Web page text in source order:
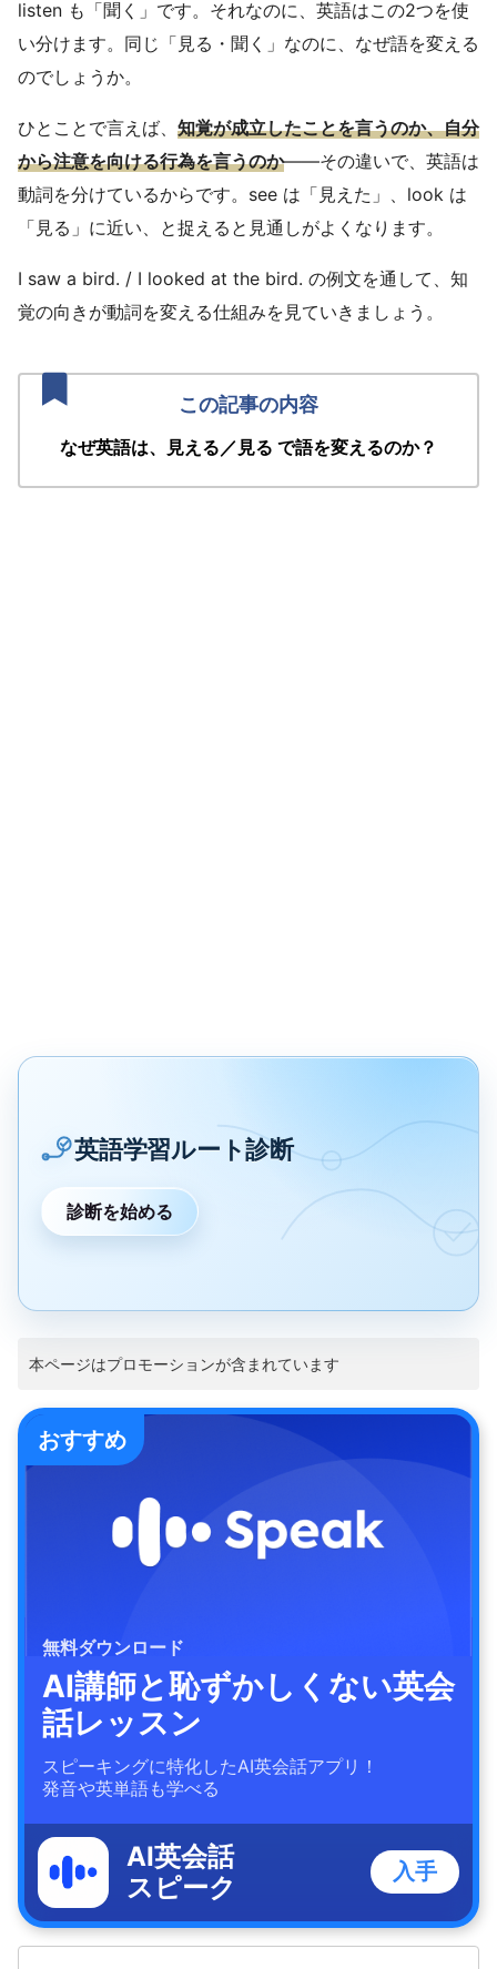
listen も「聞く」です。それなのに、英語はこの2つを使
い分けます。同じ「見る・聞く」なのに、なぜ語を変える
のでしょうか。
ひとことで言えば、 知覚が成立したことを言うのか、自分
から注意を向ける行為を言うのか——その違いで、英語は
動詞を分けているからです。see は「見えた」、look は
「見る」に近い、と捉えると見通しがよくなります。
I saw a bird. / I looked at the bird. の例文を通して、知
覚の向きが動詞を変える仕組みを見ていきましょう。
なぜ英語は、見える／見る で語を変えるのか？
英語学習ルート診断
診断を始める
本ページはプロモーションが含まれています
おすすめ
無料ダウンロード
AI講師と恥ずかしくない英会
話レッスン
スピーキングに特化したAI英会話アプリ！
発音や英単語も学べる
AI英会話
スピーク
入手